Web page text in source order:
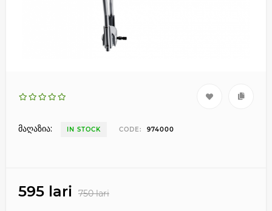
მაღაზია: IN STOCK CODE: 974000
595 lari 750 lari